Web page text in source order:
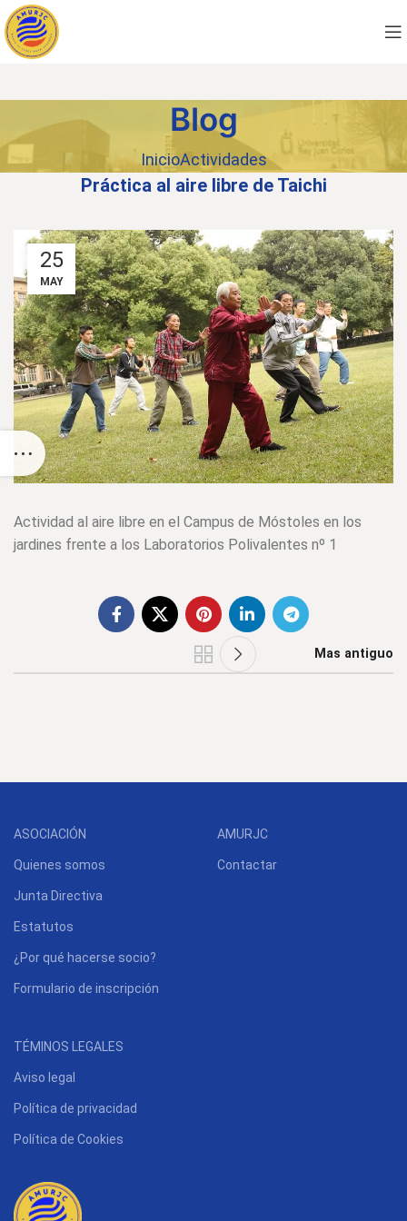
Blog
InicioActividades
Práctica al aire libre de Taichi
25
MAY
Actividad al aire libre en el Campus de Móstoles en los
jardines frente a los Laboratorios Polivalentes nº 1
Mas antiguo
ASOCIACIÓN
Quienes somos
Junta Directiva
Estatutos
¿Por qué hacerse socio?
Formulario de inscripción
AMURJC
Contactar
TÉMINOS LEGALES
Aviso legal
Política de privacidad
Política de Cookies